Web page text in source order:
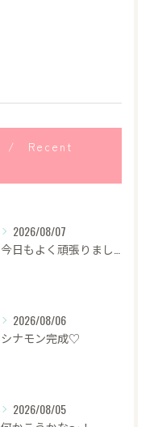
Recent
2026/08/07
2026/08/06
シナモン完成♡
2026/08/05